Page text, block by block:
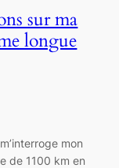
sur ma
longue
mon
de 1100 km en